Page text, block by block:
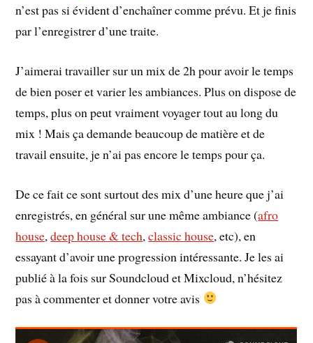
n’est pas si évident d’enchaîner comme prévu. Et je finis
par l’enregistrer d’une traite.
J’aimerai travailler sur un mix de 2h pour avoir le temps
de bien poser et varier les ambiances. Plus on dispose de
temps, plus on peut vraiment voyager tout au long du
mix ! Mais ça demande beaucoup de matière et de
travail ensuite, je n’ai pas encore le temps pour ça.
De ce fait ce sont surtout des mix d’une heure que j’ai
enregistrés, en général sur une même ambiance (afro
house,deep house & tech,classic house, etc), en
essayant d’avoir une progression intéressante. Je les ai
publié à la fois sur Soundcloud et Mixcloud, n’hésitez
pas à commenter et donner votre avis